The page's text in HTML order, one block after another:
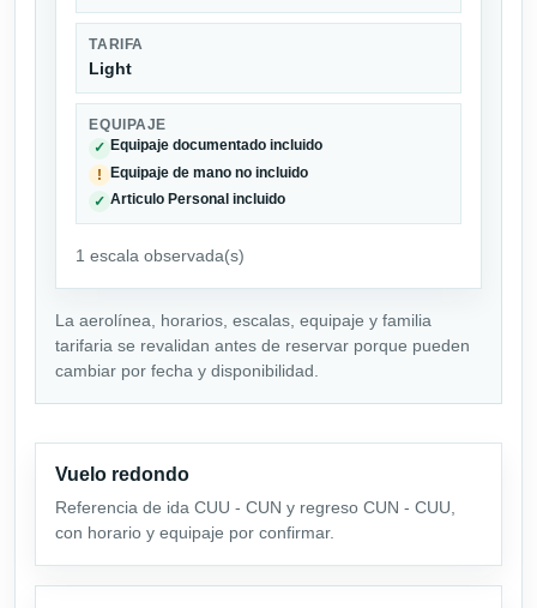
TARIFA
Light
EQUIPAJE
✓ Equipaje documentado incluido
! Equipaje de mano no incluido
✓ Articulo Personal incluido
1 escala observada(s)
La aerolínea, horarios, escalas, equipaje y familia
tarifaria se revalidan antes de reservar porque pueden
cambiar por fecha y disponibilidad.
Vuelo redondo
Referencia de ida CUU - CUN y regreso CUN - CUU,
con horario y equipaje por confirmar.